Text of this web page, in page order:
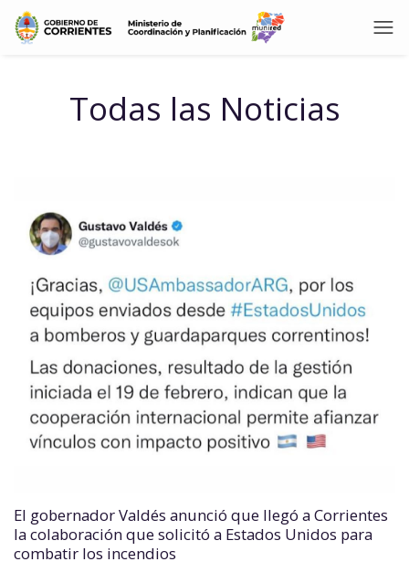
Todas las Noticias
El gobernador Valdés anunció que llegó a Corrientes
la colaboración que solicitó a Estados Unidos para
combatir los incendios